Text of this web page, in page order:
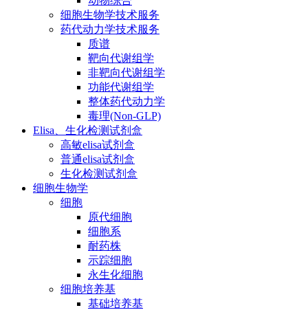
细胞生物学技术服务
药代动力学技术服务
质谱
靶向代谢组学
非靶向代谢组学
功能代谢组学
整体药代动力学
毒理(Non-GLP)
Elisa、生化检测试剂盒
高敏elisa试剂盒
普通elisa试剂盒
生化检测试剂盒
细胞生物学
细胞
原代细胞
细胞系
耐药株
示踪细胞
永生化细胞
细胞培养基
基础培养基